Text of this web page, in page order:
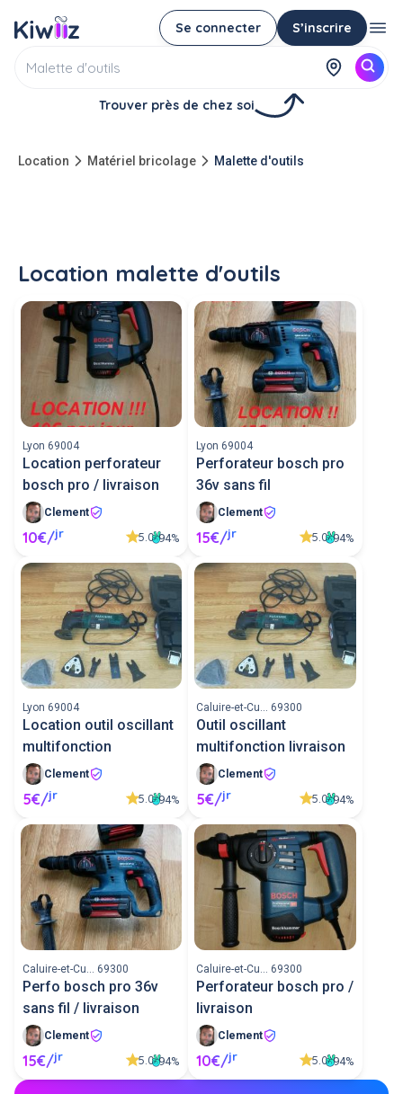
Se connecter S’inscrire
Trouver près de chez soi
Location Matériel bricolage Malette d'outils
Location malette d'outils
Lyon 69004
Location perforateur
bosch pro / livraison
Clement
10€/jr 5.0 94%
Lyon 69004
Perforateur bosch pro
36v sans fil
Clement
15€/jr 5.0 94%
Lyon 69004
Location outil oscillant
multifonction
Clement
5€/jr 5.0 94%
Caluire-et-Cu... 69300
Outil oscillant
multifonction livraison
Clement
5€/jr 5.0 94%
Caluire-et-Cu... 69300
Perfo bosch pro 36v
sans fil / livraison
Clement
15€/jr 5.0 94%
Caluire-et-Cu... 69300
Perforateur bosch pro /
livraison
Clement
10€/jr 5.0 94%